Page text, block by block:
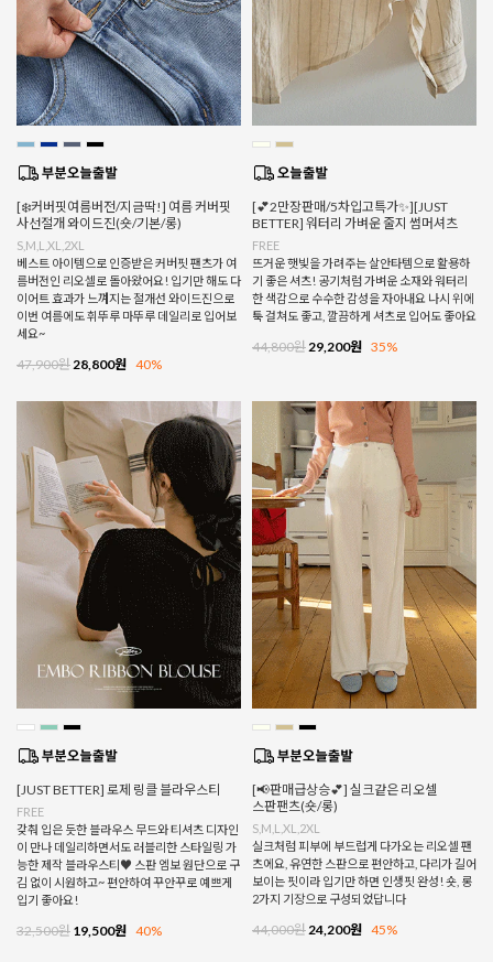
[❄️커버핏여름버전/지금딱!] 여름 커버핏
사선절개 와이드진(숏/기본/롱)
S,M,L,XL,2XL
베스트 아이템으로 인증받은 커버핏 팬츠가 여
름버전인 리오셀로 돌아왔어요! 입기만 해도 다
이어트 효과가 느껴지는 절개선 와이드진으로
이번 여름에도 휘뚜루 마뚜루 데일리로 입어보
세요~
47,900원 28,800원 40%
[💕2만장판매/5차입고특가✨][JUST
BETTER] 워터리 가벼운 줄지 썸머셔츠
FREE
뜨거운 햇빛을 가려주는 살안타템으로 활용하
기 좋은 셔츠! 공기처럼 가벼운 소재와 워터리
한 색감으로 수수한 감성을 자아내요 나시 위에
툭 걸쳐도 좋고, 깔끔하게 셔츠로 입어도 좋아요
44,800원 29,200원 35%
[JUST BETTER] 로제 링클 블라우스티
FREE
갖춰 입은 듯한 블라우스 무드와 티셔츠 디자인
이 만나 데일리하면서도 러블리한 스타일링 가
능한 제작 블라우스티♥ 스판 엠보 원단으로 구
김 없이 시원하고~ 편안하여 꾸안꾸로 예쁘게
입기 좋아요!
32,500원 19,500원 40%
[📢판매급상승💕] 실크같은 리오셀
스판팬츠(숏/롱)
S,M,L,XL,2XL
실크처럼 피부에 부드럽게 다가오는 리오셀 팬
츠에요, 유연한 스판으로 편안하고, 다리가 길어
보이는 핏이라 입기만 하면 인생핏 완성! 숏, 롱
2가지 기장으로 구성되었답니다
44,000원 24,200원 45%